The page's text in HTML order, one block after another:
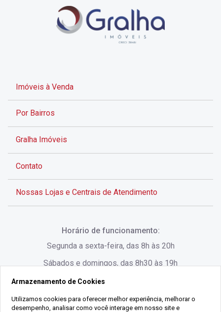
Imóveis à Venda
Por Bairros
Gralha Imóveis
Contato
Nossas Lojas e Centrais de Atendimento
Rua Lauro Linhares, 1080 - Trindade, Florianópolis -
SC
(48) 3220-1045
Horário de funcionamento:
Segunda a sexta-feira, das 8h às 20h
Sábados e domingos, das 8h30 às 19h
Armazenamento de Cookies
Utilizamos cookies para oferecer melhor experiência, melhorar o
desempenho, analisar como você interage em nosso site e